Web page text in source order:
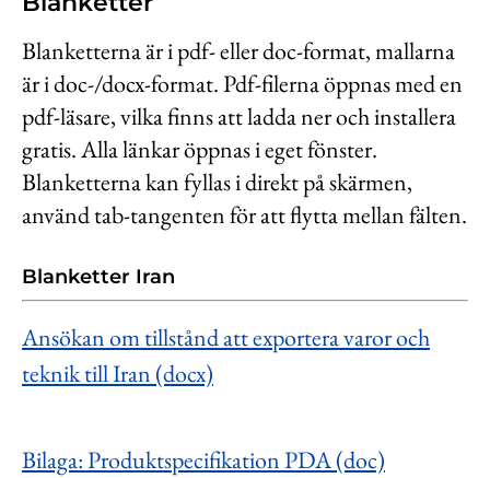
Blanketterna är i pdf- eller doc-format, mallarna
är i doc-/docx-format. Pdf-filerna öppnas med en
pdf-läsare, vilka finns att ladda ner och installera
gratis. Alla länkar öppnas i eget fönster.
Blanketterna kan fyllas i direkt på skärmen,
använd tab-tangenten för att flytta mellan fälten.
Blanketter Iran
Ansökan om tillstånd att exportera varor och
teknik till Iran (docx)
Bilaga: Produktspecifikation PDA (doc)